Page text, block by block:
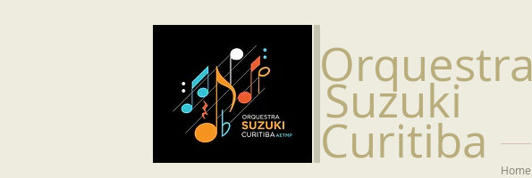
​Orquestra
Suzuki
Curitiba Home